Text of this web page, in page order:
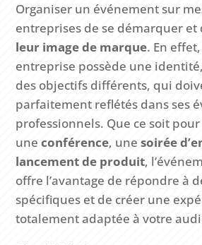
Organiser un événement sur
entreprises de se démarquer et
leur image de marque. En
entreprise possède une
des objectifs différents, qui
parfaitement reflétés dans ses
professionnels. Que ce soit
uneconférence, unesoirée
lancement de produit,
offre l’avantage de répondre à
spécifiques et de créer une
totalement adaptée à votre